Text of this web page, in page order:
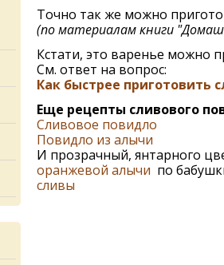
Точно так же можно
(по материалам книги
Кстати, это варенье можно
См. ответ на вопрос:
Как быстрее приготовить
Еще рецепты сливового
Сливовое повидло
Повидло из алычи
И прозрачный, янтарного
оранжевой алычи по
сливы